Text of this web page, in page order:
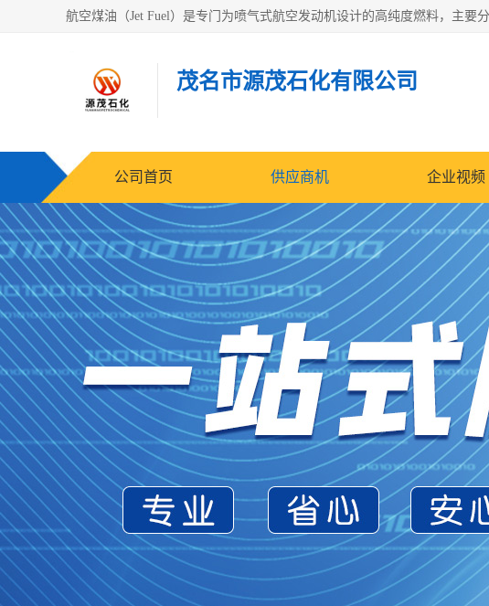
茂名市源茂石化有限公司
公司首页 供应商机 企业视频